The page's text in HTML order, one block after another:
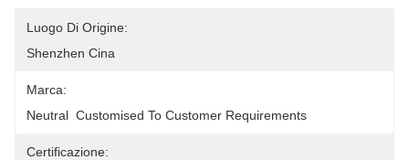
Luogo Di Origine:
Shenzhen Cina
Marca:
Neutral  Customised To Customer Requirements
Certificazione: